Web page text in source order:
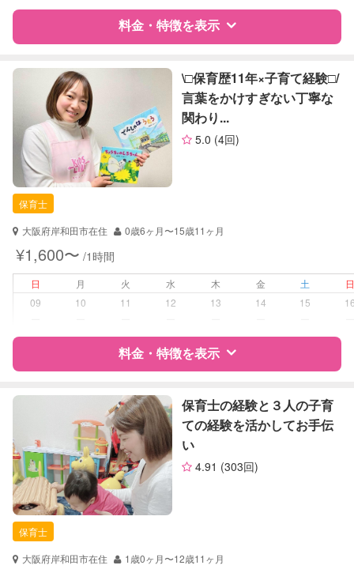
音楽レッスン
絵・工作レッスン
定期予約
お子様の撮影
（定期特典）
対応可能
料金・特徴を表示
特徴 料金 レビュー
サポートの特徴
資格
自治体届出済ベビーシッター
対応可能/特徴
子育て経験
病児対応
障がい児対応 対応可否は個別に相談
レッスン 絵・工作レッスン
（定期特典）
対応可能
\□︎保育歴11年×子育て経験□︎/
言葉をかけすぎない丁寧な
関わり...
5.0 (4回)
保育士
大阪府岸和田市在住
0歳6ヶ月〜15歳11ヶ月
¥1,600〜 /1時間
日 月 火 水 木 金 土
09
10 11 12 13 14 15
料金・特徴を表示
特徴 料金 レビュー
サポートの特徴
資格
自治体届出済ベビーシッター
保育士
幼稚園教諭
対応可能/特徴 子育て経験
保育士の経験と３人の子育
ての経験を活かしてお手伝
い
4.91 (303回)
保育士
大阪府岸和田市在住
1歳0ヶ月〜12歳11ヶ月